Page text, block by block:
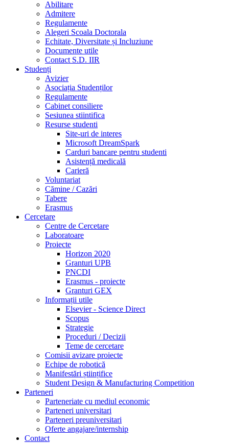
Abilitare
Admitere
Regulamente
Alegeri Scoala Doctorala
Echitate, Diversitate și Incluziune
Documente utile
Contact S.D. IIR
Studenți
Avizier
Asociația Studenților
Regulamente
Cabinet consiliere
Sesiunea stiintifica
Resurse studenti
Site-uri de interes
Microsoft DreamSpark
Carduri bancare pentru studenti
Asistență medicală
Carieră
Voluntariat
Cămine / Cazări
Tabere
Erasmus
Cercetare
Centre de Cercetare
Laboratoare
Proiecte
Horizon 2020
Granturi UPB
PNCDI
Erasmus - proiecte
Granturi GEX
Informații utile
Elsevier - Science Direct
Scopus
Strategie
Proceduri / Decizii
Teme de cercetare
Comisii avizare proiecte
Echipe de robotică
Manifestări științifice
Student Design & Manufacturing Competition
Parteneri
Parteneriate cu mediul economic
Parteneri universitari
Parteneri preuniversitari
Oferte angajare/internship
Contact